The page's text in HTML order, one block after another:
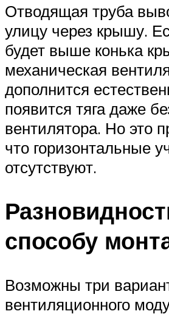
Отводящая труба
улицу через крышу.
будет выше конька
механическая
дополнится
появится тяга даже
вентилятора. Но это
что горизонтальные
отсутствуют.
способу
Возможны три
вентиляционного